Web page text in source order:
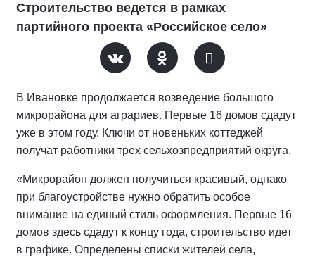
Строительство ведется в рамках
партийного проекта «Российское село»
В Ивановке продолжается возведение большого
микрорайона для аграриев. Первые 16 домов сдадут
уже в этом году. Ключи от новеньких коттеджей
получат работники трех сельхозпредприятий округа.
«Микрорайон должен получиться красивый, однако
при благоустройстве нужно обратить особое
внимание на единый стиль оформления. Первые 16
домов здесь сдадут к концу года, строительство идет
в графике. Определены списки жителей села,